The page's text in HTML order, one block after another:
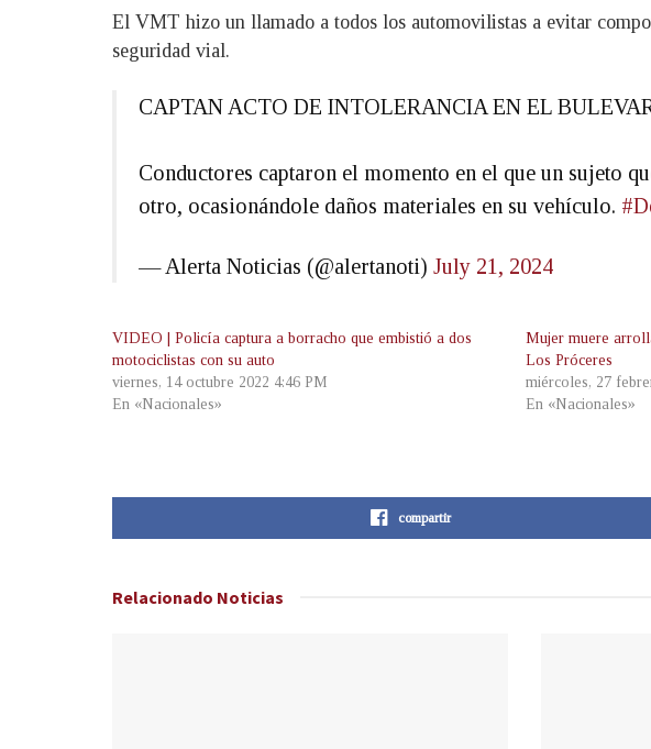
El VMT hizo un llamado a todos los automovilistas a evitar
seguridad vial.
CAPTAN ACTO DE INTOLERANCIA EN EL
Conductores captaron el momento en el que un sujeto
otro, ocasionándole daños materiales en su vehículo.
— Alerta Noticias (@alertanoti) July 21, 2024
VIDEO | Policía captura a borracho que embistió a dos
motociclistas con su auto
viernes, 14 octubre 2022 4:46 PM
En «Nacionales»
Mujer muere
Los Próceres
miércoles, 27
En «Nacionales»
compartir
Relacionado Noticias